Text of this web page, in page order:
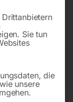
für Österreich.
Sie tun
die
unsere